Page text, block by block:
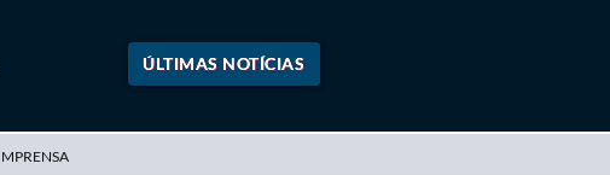
ÚLTIMAS NOTÍCIAS